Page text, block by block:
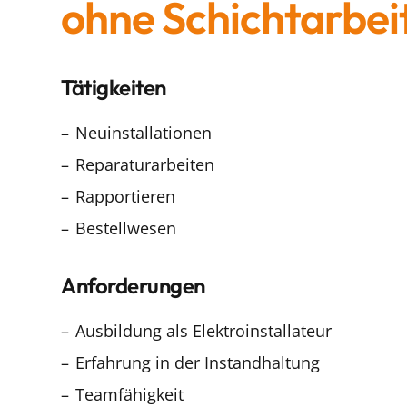
ohne
Tätigkeiten
Neuinstallationen
Reparaturarbeiten
Rapportieren
Bestellwesen
Anforderungen
Ausbildung als Elektroinstallateur
Erfahrung in der Instandhaltung
Teamfähigkeit